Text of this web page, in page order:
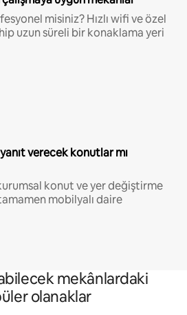
misiniz? Hızlı wifi ve özel
uzun süreli bir konaklama yeri
verecek konutlar mı
konut ve yer değiştirme
mobilyalı daire
mekânlardaki
olanaklar